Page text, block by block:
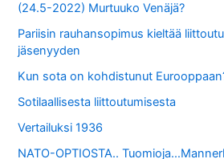
(24.5-2022) Murtuuko Venäjä?
Pariisin rauhansopimus kieltää
jäsenyyden
Kun sota on kohdistunut
Sotilaallisesta liittoutumisesta
Vertailuksi 1936
NATO-OPTIOSTA..